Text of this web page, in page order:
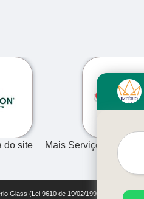
do site Mais Serviços
Glass (Lei 9610 de 19/02/1998)